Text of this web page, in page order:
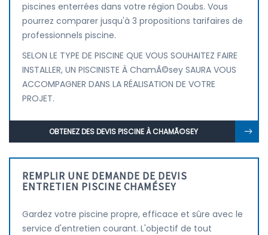
piscines enterrées dans votre région Doubs. Vous
pourrez comparer jusqu'à 3 propositions tarifaires de
professionnels piscine.
SELON LE TYPE DE PISCINE QUE VOUS SOUHAITEZ FAIRE
INSTALLER, UN PISCINISTE À ChamÃ©sey SAURA VOUS
ACCOMPAGNER DANS LA RÉALISATION DE VOTRE
PROJET.
OBTENEZ DES DEVIS PISCINE À CHAMÃ©SEY
REMPLIR UNE DEMANDE DE DEVIS
ENTRETIEN PISCINE CHAMÉSEY
Gardez votre piscine propre, efficace et sûre avec le
service d'entretien courant. L'objectif de tout